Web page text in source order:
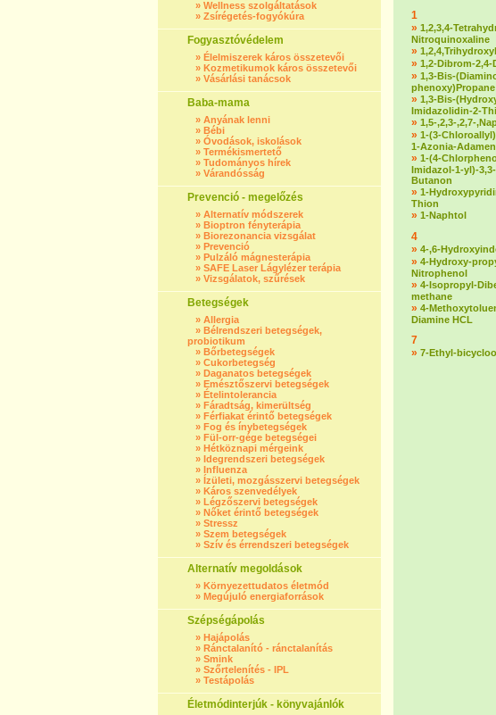
» Wellness szolgáltatások
» Zsírégetés-fogyókúra
Fogyasztóvédelem
» Élelmiszerek káros összetevői
» Kozmetikumok káros összetevői
» Vásárlási tanácsok
Baba-mama
» Anyának lenni
» Bébi
» Óvodások, iskolások
» Termékismertető
» Tudományos hírek
» Várandósság
Prevenció - megelőzés
» Alternatív módszerek
» Bioptron fényterápia
» Biorezonancia vizsgálat
» Prevenció
» Pulzáló mágnesterápia
» SAFE Laser Lágylézer terápia
» Vizsgálatok, szűrések
Betegségek
» Allergia
» Bélrendszeri betegségek,
probiotikum
» Bőrbetegségek
» Cukorbetegség
» Daganatos betegségek
» Emésztőszervi betegségek
» Ételintolerancia
» Fáradtság, kimerültség
» Férfiakat érintő betegségek
» Fog és ínybetegségek
» Fül-orr-gége betegségei
» Hétköznapi mérgeink
» Idegrendszeri betegségek
» Influenza
» Ízületi, mozgásszervi betegségek
» Káros szenvedélyek
» Légzőszervi betegségek
» Nőket érintő betegségek
» Stressz
» Szem betegségek
» Szív és érrendszeri betegségek
Alternatív megoldások
» Környezettudatos életmód
» Megújuló energiaforrások
Szépségápolás
» Hajápolás
» Ránctalanító - ránctalanítás
» Smink
» Szőrtelenítés - IPL
» Testápolás
Életmódinterjúk - könyvajánlók
1
» 1,2,3,4-
Nitroquinoxaline
»
» 1,2-Dibrom-
» 1,3-Bis-
phenoxy)Propane
» 1,3-Bis-
Imidazolidin-2-
» 1,5-,2,3-,2,7-
» 1-(3-
1-Azonia-
» 1-(4-
Imidazol-1-yl)-
Butanon
» 1-
Thion
» 1-Naphtol
4
» 4-,6-
» 4-Hydroxy-
Nitrophenol
» 4-Isopropyl-
methane
» 4-
Diamine HCL
7
» 7-Ethyl-